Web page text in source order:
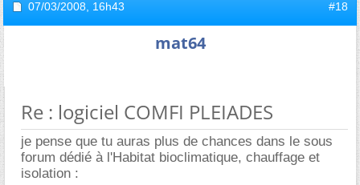
07/03/2008, 16h43 #18
mat64
Re : logiciel COMFI PLEIADES
je pense que tu auras plus de chances dans le sous
forum dédié à l'Habitat bioclimatique, chauffage et
isolation :